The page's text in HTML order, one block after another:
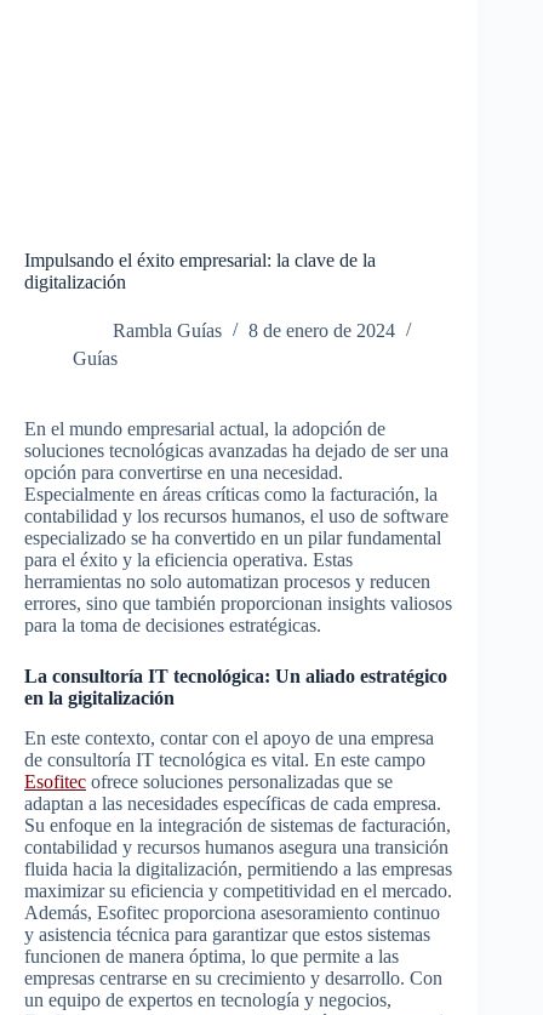
Impulsando el éxito empresarial: la clave de la
digitalización
Rambla Guías
8 de enero de 2024
Guías
En el mundo empresarial actual, la adopción de
soluciones tecnológicas avanzadas ha dejado de ser una
opción para convertirse en una necesidad.
Especialmente en áreas críticas como la facturación, la
contabilidad y los recursos humanos, el uso de software
especializado se ha convertido en un pilar fundamental
para el éxito y la eficiencia operativa. Estas
herramientas no solo automatizan procesos y reducen
errores, sino que también proporcionan insights valiosos
para la toma de decisiones estratégicas.
La consultoría IT tecnológica: Un aliado estratégico
en la gigitalización
En este contexto, contar con el apoyo de una empresa
de consultoría IT tecnológica es vital. En este campo
Esofitec ofrece soluciones personalizadas que se
adaptan a las necesidades específicas de cada empresa.
Su enfoque en la integración de sistemas de facturación,
contabilidad y recursos humanos asegura una transición
fluida hacia la digitalización, permitiendo a las empresas
maximizar su eficiencia y competitividad en el mercado.
Además, Esofitec proporciona asesoramiento continuo
y asistencia técnica para garantizar que estos sistemas
funcionen de manera óptima, lo que permite a las
empresas centrarse en su crecimiento y desarrollo. Con
un equipo de expertos en tecnología y negocios,